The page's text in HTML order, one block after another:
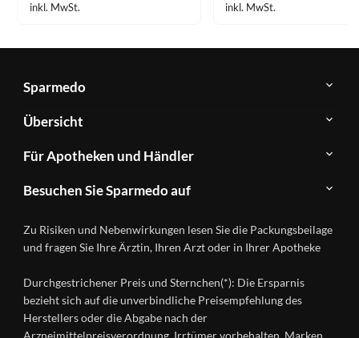
inkl. MwSt.
inkl. MwSt.
Sparmedo
Über
Sparmedo
FAQ
Kontakt
Datenschutz
Nutzungsbedingungen
Übersicht
Herstellerverzeichnis
Produkte
A-
Ratgeber
Wirkstoffe
Gesundheitsmagazin
Für Apotheken und Händler
&
Händlerlogin
Besuchen Sie Sparmedo auf
Instagram
Zu Risiken und Nebenwirkungen lesen Sie die Packungsbeilage
und fragen Sie Ihre Ärztin, Ihren Arzt oder in Ihrer Apotheke
Durchgestrichener Preis und Sternchen(*): Die Ersparnis
bezieht sich auf die unverbindliche Preisempfehlung des
Herstellers oder die Abgabe nach der
Arzneimittelpreisverordnung. Irrtümer vorbehalten. Marken